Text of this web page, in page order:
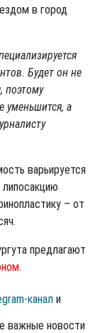
в город
Будет он не
поэтому
уменьшится, а
варьируется
– от
предлагают
канал и
важные новости